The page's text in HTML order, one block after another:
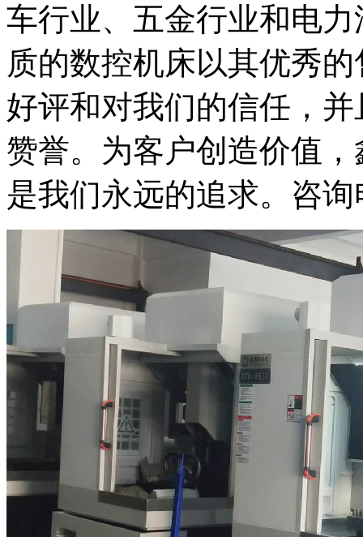
车行业、五金行业和电
质的数控机床以其优秀
好评和对我们的信任，
赞誉。为客户创造价值
是我们永远的追求。咨询